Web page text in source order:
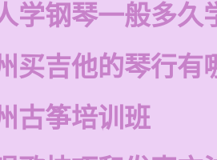
学钢琴一般多久
买吉他的琴行有
古筝培训班